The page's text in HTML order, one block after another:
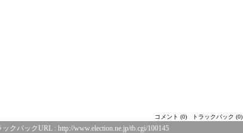
コメント (0) トラックバック (0)
ックバックURL : http://www.election.ne.jp/tb.cgi/100145